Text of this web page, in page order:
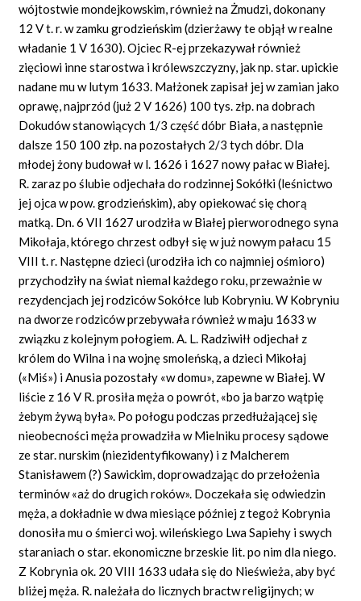
wójtostwie mondejkowskim, również na Żmudzi, dokonany
12 V t. r. w zamku grodzieńskim (dzierżawy te objął w realne
władanie 1 V 1630). Ojciec R-ej przekazywał również
zięciowi inne starostwa i królewszczyzny, jak np. star. upickie
nadane mu w lutym 1633. Małżonek zapisał jej w zamian jako
oprawę, najprzód (już 2 V 1626) 100 tys. złp. na dobrach
Dokudów stanowiących 1/3 część dóbr Biała, a następnie
dalsze 150 100 złp. na pozostałych 2/3 tych dóbr. Dla
młodej żony budował w l. 1626 i 1627 nowy pałac w Białej.
R. zaraz po ślubie odjechała do rodzinnej Sokółki (leśnictwo
jej ojca w pow. grodzieńskim), aby opiekować się chorą
matką. Dn. 6 VII 1627 urodziła w Białej pierworodnego syna
Mikołaja, którego chrzest odbył się w już nowym pałacu 15
VIII t. r. Następne dzieci (urodziła ich co najmniej ośmioro)
przychodziły na świat niemal każdego roku, przeważnie w
rezydencjach jej rodziców Sokółce lub Kobryniu. W Kobryniu
na dworze rodziców przebywała również w maju 1633 w
związku z kolejnym połogiem. A. L. Radziwiłł odjechał z
królem do Wilna i na wojnę smoleńską, a dzieci Mikołaj
(«Miś») i Anusia pozostały «w domu», zapewne w Białej. W
liście z 16 V R. prosiła męża o powrót, «bo ja barzo wątpię
żebym żywą była». Po połogu podczas przedłużającej się
nieobecności męża prowadziła w Mielniku procesy sądowe
ze star. nurskim (niezidentyfikowany) i z Malcherem
Stanisławem (?) Sawickim, doprowadzając do przełożenia
terminów «aż do drugich roków». Doczekała się odwiedzin
męża, a dokładnie w dwa miesiące później z tegoż Kobrynia
donosiła mu o śmierci woj. wileńskiego Lwa Sapiehy i swych
staraniach o star. ekonomiczne brzeskie lit. po nim dla niego.
Z Kobrynia ok. 20 VIII 1633 udała się do Nieświeża, aby być
bliżej męża. R. należała do licznych bractw religijnych; w